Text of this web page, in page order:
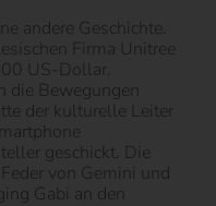
andere Geschichte.
Firma Unitree
US-Dollar.
Bewegungen
der kulturelle Leiter
geschickt. Die
von Gemini und
Gabi an den